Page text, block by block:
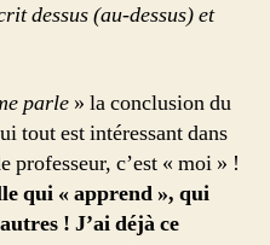
dessus (au-dessus) et
parle » la conclusion du
tout est intéressant dans
professeur, c’est « moi » !
qui « apprend », qui
! J’ai déjà ce